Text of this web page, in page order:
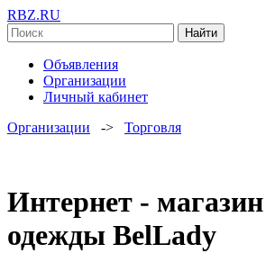
RBZ.RU
Найти
Объявления
Организации
Личный кабинет
Организации -> Торговля
Интернет -
одежды BelLady